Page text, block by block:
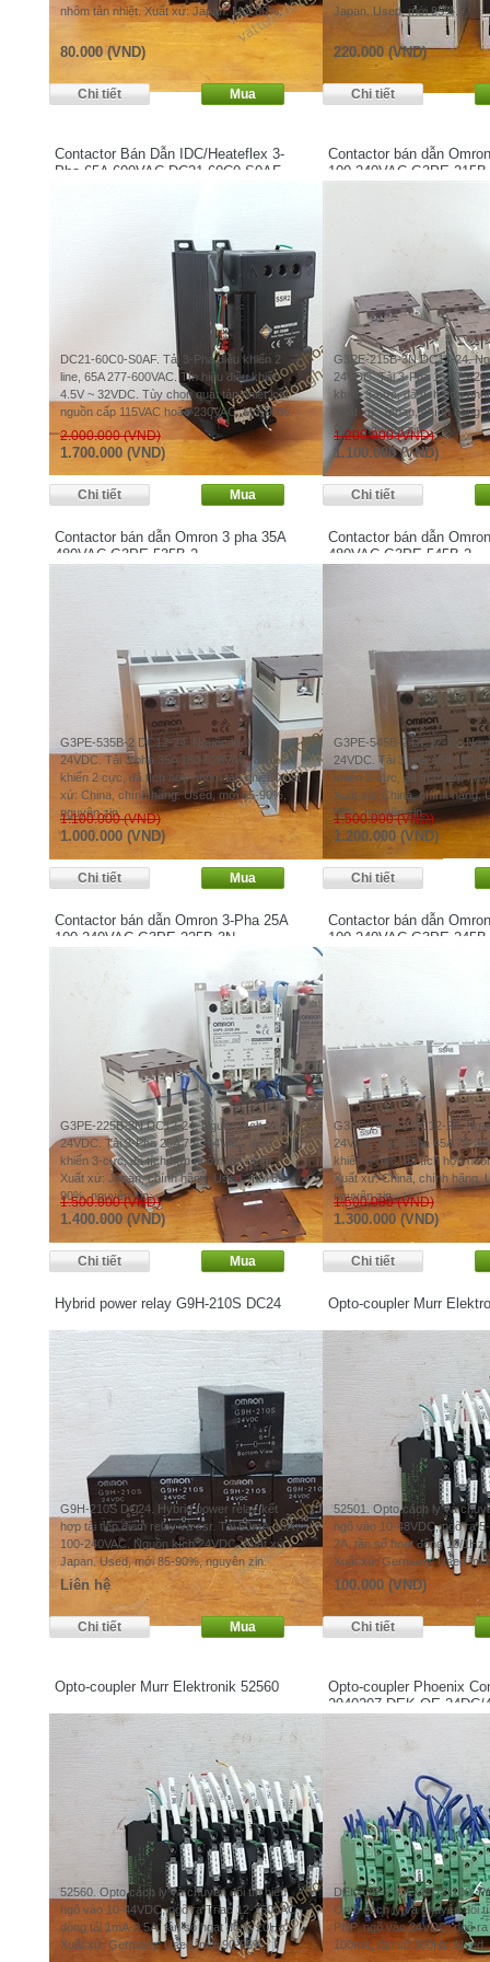
nhôm tản nhiệt. Xuất xứ: Japan. Mới 80%.
80.000 (VND)
Japan. Used, mới 85%.
220.000 (VND)
Contactor Bán Dẫn IDC/Heateflex 3-
Pha 65A 600VAC DC21-60C0-S0AF
DC21-60C0-S0AF. Tải 3-Pha điều khiển 2
line, 65A 277-600VAC. Tín hiệu điều khiển
4.5V ~ 32VDC. Tùy chọn quạt tản nhiệt loại
nguồn cấp 115VAC hoặc 230VAC. Mới 90%.
2.000.000 (VND)
1.700.000 (VND)
Contactor bán dẫn
100-240VAC G3PE-
G3PE-215B-3N DC12-24.
24VDC. Tải 3-Pha 15A 75-
khiển 3-cực, đã tích hợp
Xuất xứ: Japan, chính hãng.
90%, nguyên zin.
1.200.000 (VND)
1.100.000 (VND)
Contactor bán dẫn Omron 3 pha 35A
480VAC G3PE-535B-2
G3PE-535B-2 DC12-24. Nguồn kích 12-
24VDC. Tải 3 pha 35A 180-528VAC, điều
khiển 2 cực, đã tích hợp nhôm tản nhiệt. Xuất
xứ: China, chính hãng. Used, mới 85-90%,
nguyên zin.
1.100.000 (VND)
1.000.000 (VND)
Contactor bán dẫn
480VAC G3PE-545B-2
G3PE-545B-2 DC12-24.
24VDC. Tải 3 pha 45A 180-
khiển 2-cực, đã tích hợp
Xuất xứ: China, chính hãng.
90%, nguyên zin.
1.500.000 (VND)
1.200.000 (VND)
Contactor bán dẫn Omron 3-Pha 25A
100-240VAC G3PE-225B-3N
G3PE-225B-3N DC12-24. Nguồn kích 12-
24VDC. Tải 3-Pha 25A 75-264VAC, điều
khiển 3-cực, đã tích hợp nhôm tản nhiệt.
Xuất xứ: Japan, chính hãng. Used, mới 85-
90%, nguyên zin.
1.500.000 (VND)
1.400.000 (VND)
Contactor bán dẫn
100-240VAC G3PE-
G3PE-245B-3 DC12-24.
24VDC. Tải 3-Pha 45A 75-
khiển 3-cực, đã tích hợp
Xuất xứ: China, chính hãng.
nguyên zin.
1.500.000 (VND)
1.300.000 (VND)
Hybrid power relay G9H-210S DC24
G9H-210S DC24. Hybrid power relay kết
hợp tải tiếp điểm relay và ssr. Tải 50mA-10A
100-240VAC. Nguồn kích 24VDC. Xuất xứ:
Japan. Used, mới 85-90%, nguyên zin.
Liên hệ
Opto-coupler Murr
52501. Opto cách ly và
ngõ vào 10-48VDC, ngõ ra
2A, tần số hoạt động 10/1Hz
Xuất xứ: Germany. Used,
100.000 (VND)
Opto-coupler Murr Elektronik 52560
52560. Opto cách ly và chuyển đổi tín hiệu,
ngõ vào 10-44VDC, ngõ ra Triac 12-250VAC,
dòng tải 1mA-0.5A, tần số hoạt động 20Hz.
Xuất xứ: Germany. Used, mới 90-95%.
Opto-coupler Phoenix
2940207 DEK-OE-24DC/
DEK-OE-24DC/48DC/100.
Opto cách ly và chuyển đổi
PNP, ngõ vào 24VDC, ngõ
100mA, tần số 300Hz.